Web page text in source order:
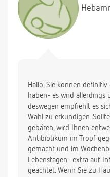
Hallo, Sie können
haben- es wird allerdings
deswegen empfiehlt es
Wahl zu erkundigen.
gebären, wird Ihnen
Antibiotikum im Tropf
gemacht und im
Lebenstagen- extra auf
geachtet. Wenn Sie zu